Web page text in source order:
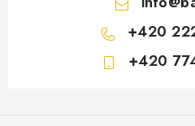
+420
+420